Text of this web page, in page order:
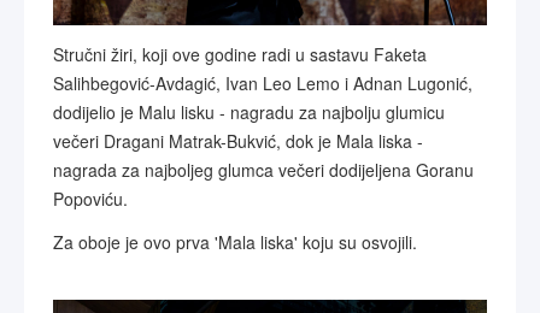
Stručni žiri, koji ove godine radi u sastavu Faketa
Salihbegović-Avdagić, Ivan Leo Lemo i Adnan Lugonić,
dodijelio je Malu lisku - nagradu za najbolju glumicu
večeri Dragani Matrak-Bukvić, dok je Mala liska -
nagrada za najboljeg glumca večeri dodijeljena Goranu
Popoviću.
Za oboje je ovo prva 'Mala liska' koju su osvojili.